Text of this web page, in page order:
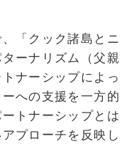
「クック諸島とニ
ーナリズム（父親
ナーシップによっ
への支援を一方的
トナーシップとは
プローチを反映し